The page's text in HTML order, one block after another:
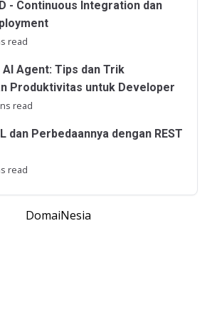
- Continuous Integration dan
read
Agent: Tips dan Trik
Produktivitas untuk Developer
read
dan Perbedaannya dengan REST
read